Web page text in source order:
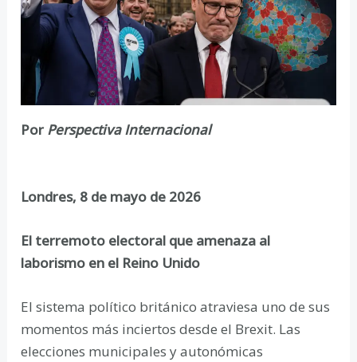
Por Perspectiva Internacional
Londres, 8 de mayo de 2026
El terremoto electoral que amenaza al
laborismo en el Reino Unido
El sistema político británico atraviesa uno de sus
momentos más inciertos desde el Brexit. Las
elecciones municipales y autonómicas